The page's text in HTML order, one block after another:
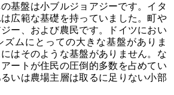
基盤は小ブルジョアジーです。イタ
広範な基礎を持っていました。町や
ー、および農民です。ドイツにおい
ズムにとっての大きな基盤がありま
はそのような基盤がありません。な
ートが住民の圧倒的多数を占めてい
いは農場主層は取るに足りない小部